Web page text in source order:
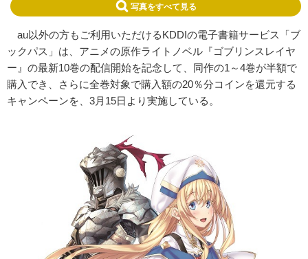
写真をすべて見る
au以外の方もご利用いただけるKDDIの電子書籍サービス「ブ
ックパス」は、アニメの原作ライトノベル『ゴブリンスレイヤ
ー』の最新10巻の配信開始を記念して、同作の1～4巻が半額で
購入でき、さらに全巻対象で購入額の20％分コインを還元する
キャンペーンを、3月15日より実施している。